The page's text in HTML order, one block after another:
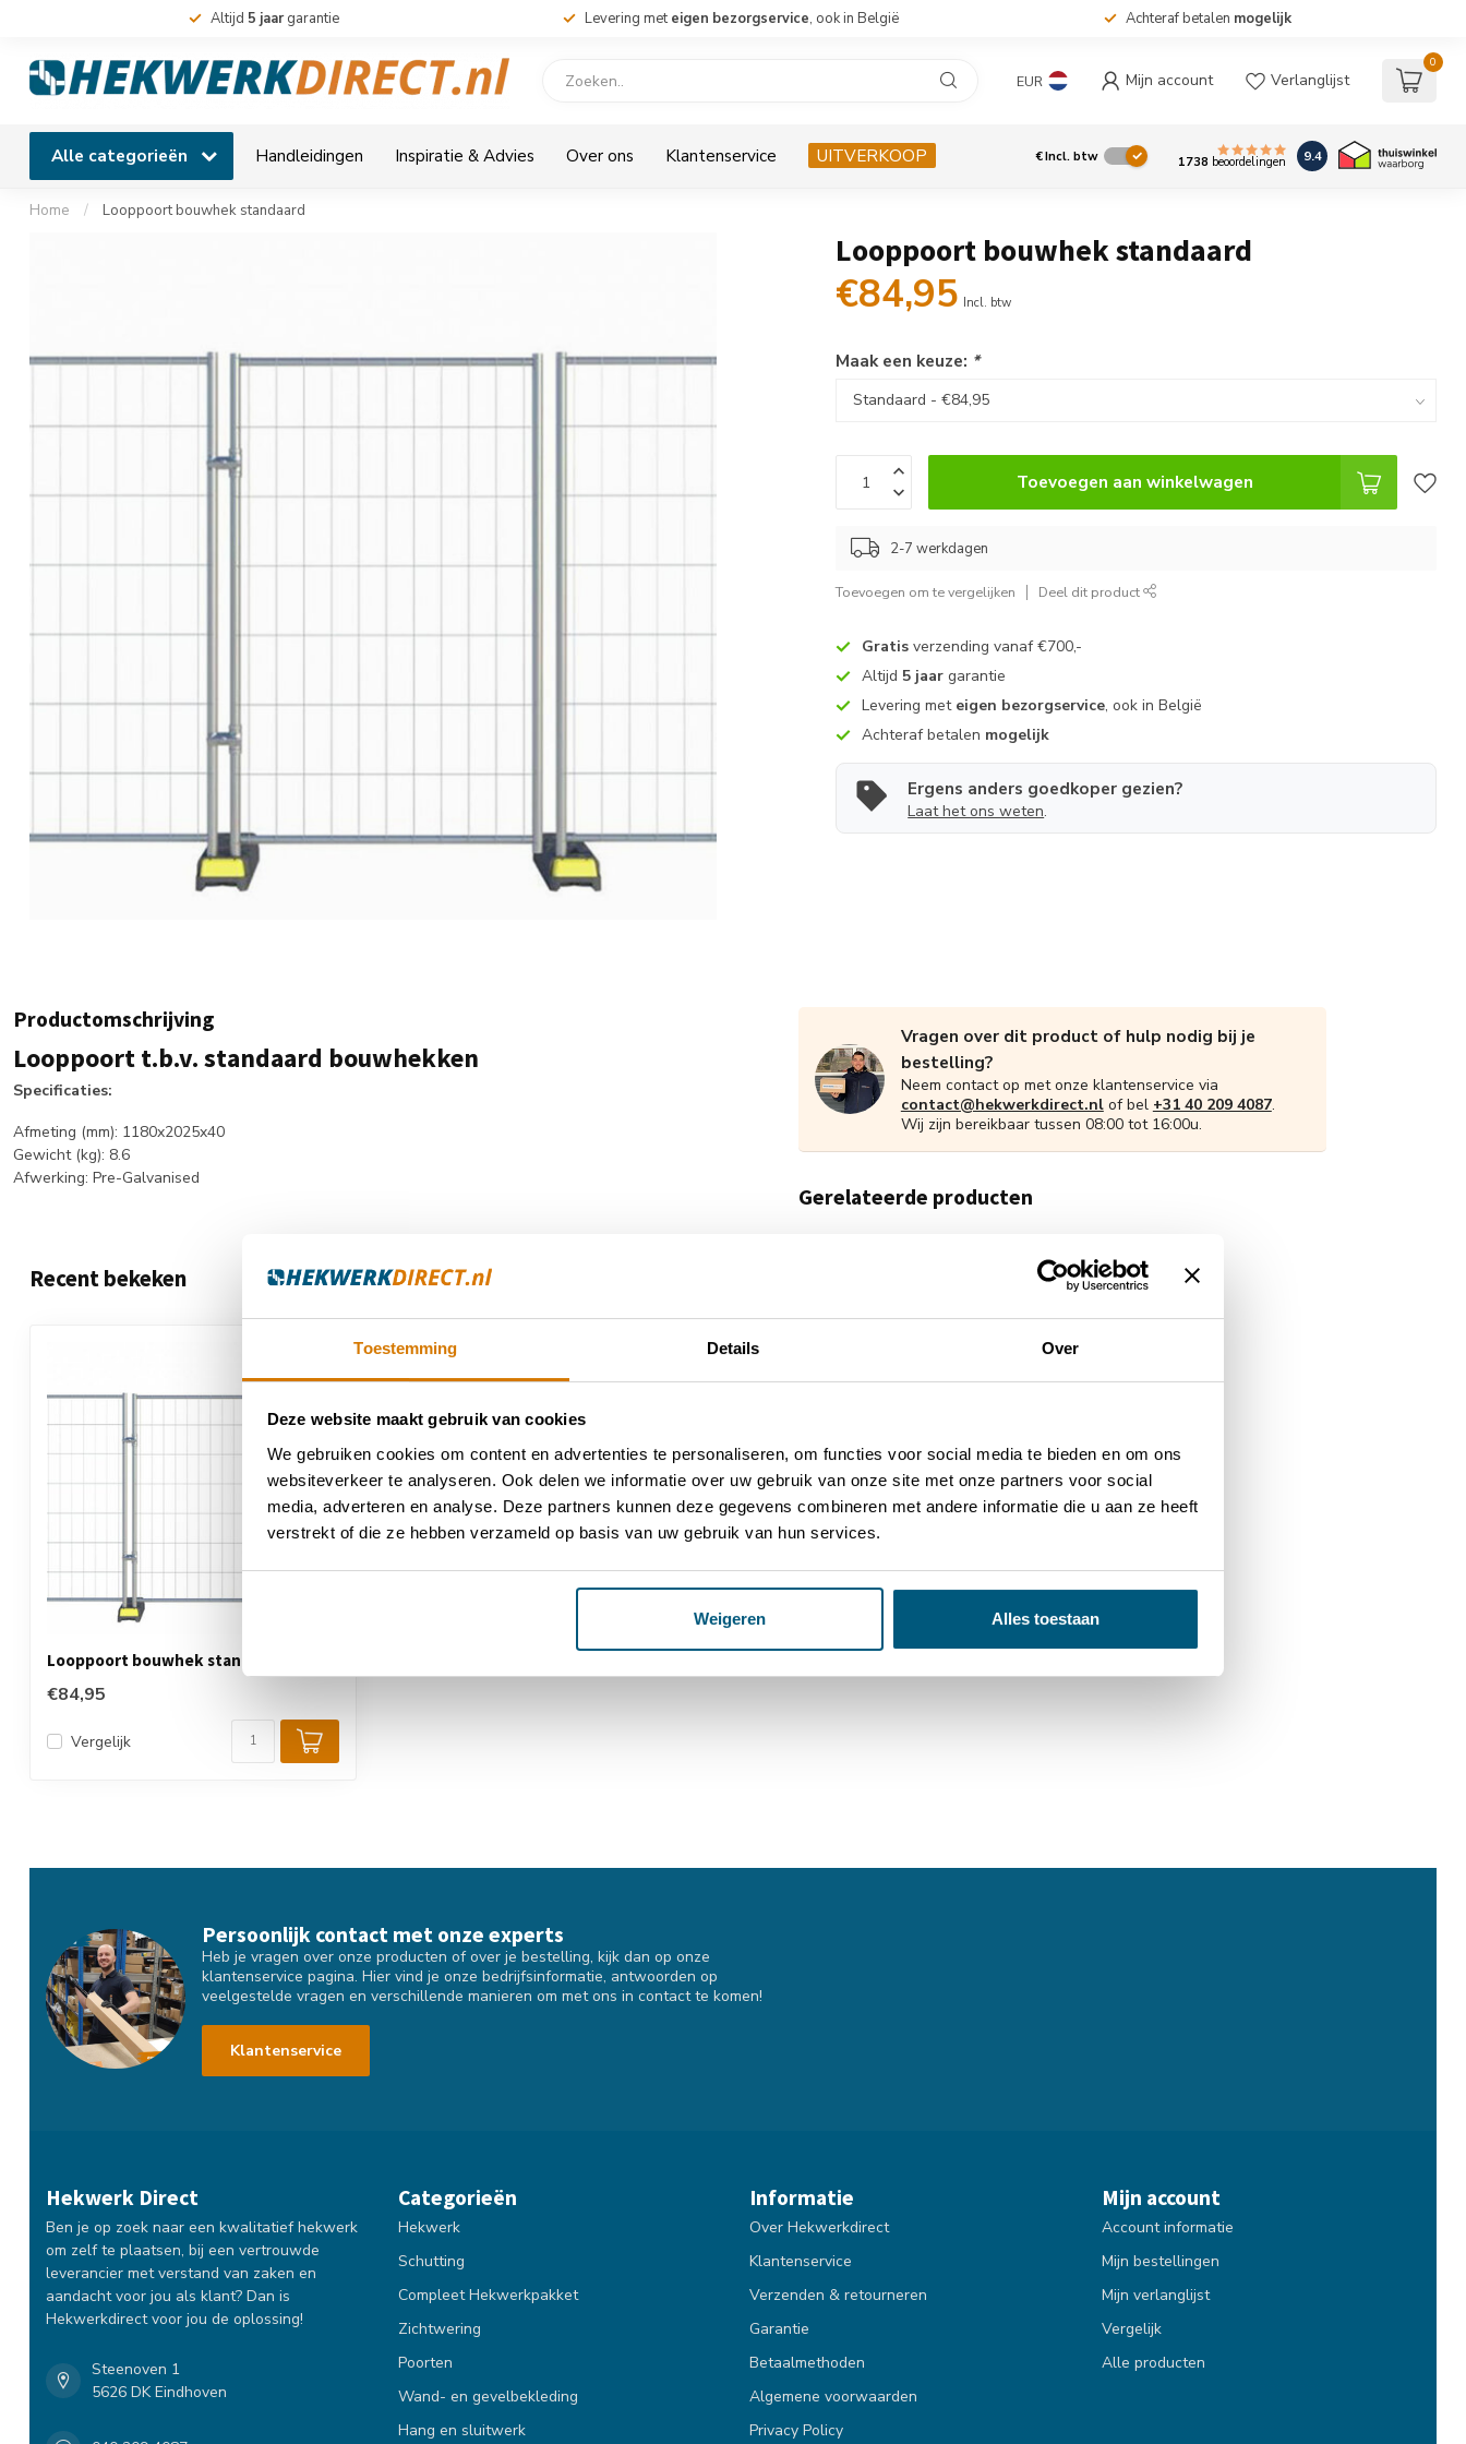
Toestemming Details Over
Deze website maakt gebruik van cookies
We gebruiken cookies om content en advertenties te personaliseren, om functies voor social media te bieden en om ons
websiteverkeer te analyseren. Ook delen we informatie over uw gebruik van onze site met onze partners voor social
media, adverteren en analyse. Deze partners kunnen deze gegevens combineren met andere informatie die u aan ze heeft
verstrekt of die ze hebben verzameld op basis van uw gebruik van hun services.
Weigeren Alles toestaan
Altijd 5 jaargarantie Levering met eigen bezorgservice, ook in België Achteraf betalen mogelijk
EUR Mijn account Verlanglijst
0
Alle categorieën Handleidingen Inspiratie & Advies Over ons Klantenservice UITVERKOOP €Incl. btw 1738 beoordelingen 9.4
Home / Looppoort bouwhek standaard
Looppoort bouwhek standaard
€84,95 Incl. btw
Maak een keuze: *
Toevoegen aan winkelwagen
2-7 werkdagen
Toevoegen om te vergelijken Deel dit product
Gratis verzending vanaf €700,-
Altijd 5 jaargarantie
Levering met eigen bezorgservice, ook in België
Achteraf betalen mogelijk
Ergens anders goedkoper gezien?
Laat het ons weten.
Productomschrijving
Looppoort t.b.v. standaard bouwhekken
Specificaties:
Afmeting (mm): 1180x2025x40
Gewicht (kg): 8.6
Afwerking: Pre-Galvanised
Vragen over dit product of hulp nodig bij je
bestelling?
Neem contact op met onze klantenservice via
contact@hekwerkdirect.nlof bel +31 40 209 4087.
Wij zijn bereikbaar tussen 08:00 tot 16:00u.
Gerelateerde producten
Recent bekeken
Looppoort bouwhek standaard
€84,95
Vergelijk
Persoonlijk contact met onze experts
Heb je vragen over onze producten of over je bestelling, kijk dan op onze
klantenservice pagina. Hier vind je onze bedrijfsinformatie, antwoorden op
veelgestelde vragen en verschillende manieren om met ons in contact te komen!
Klantenservice
Hekwerk Direct
Ben je op zoek naar een kwalitatief hekwerk
om zelf te plaatsen, bij een vertrouwde
leverancier met verstand van zaken en
aandacht voor jou als klant? Dan is
Hekwerkdirect voor jou de oplossing!
Steenoven 1
5626 DK Eindhoven
Categorieën
Hekwerk
Schutting
Compleet Hekwerkpakket
Zichtwering
Poorten
Wand- en gevelbekleding
Hang en sluitwerk
Informatie
Over Hekwerkdirect
Klantenservice
Verzenden & retourneren
Garantie
Betaalmethoden
Algemene voorwaarden
Privacy Policy
Mijn account
Account informatie
Mijn bestellingen
Mijn verlanglijst
Vergelijk
Alle producten